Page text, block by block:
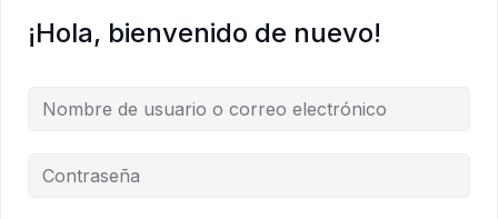
¡Hola, bienvenido de nuevo!